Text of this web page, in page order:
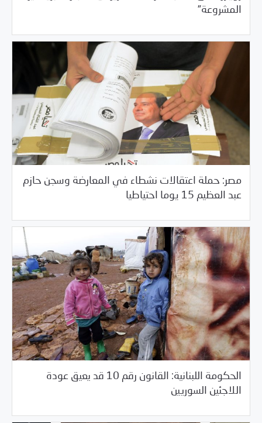
المشروعة”
مصر: حملة اعتقالات نشطاء في المعارضة وسجن حازم
عبد العظيم 15 يوما احتياطيا
05/29/2018 العالم العربي/خبر بارز
الحكومة اللبنانية: القانون رقم 10 قد يعيق عودة
اللاجئين السوريين
05/29/2018 العالم العربي/خبر بارز